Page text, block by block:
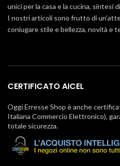
unici per la casa e la cucina, sintesi
I nostri articoli sono frutto di
coniugare stile e bellezza, novità e
CERTIFICATO AICEL
Oggi Erresse Shop è anche
Italiana Commercio Elettronico),
totale sicurezza.